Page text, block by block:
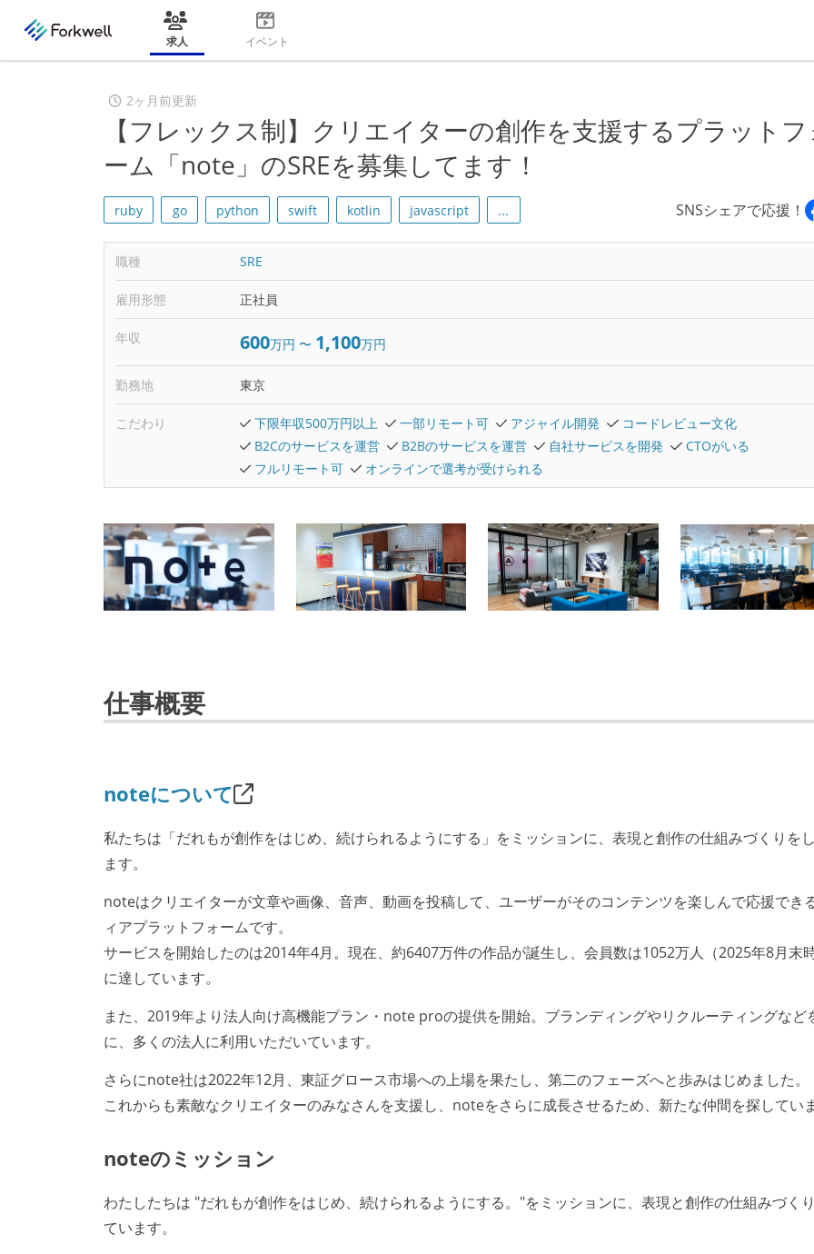
求人 イベント
2ヶ月前更新
【フレックス制】クリエイターの創作を支援するプラット
ーム「note」のSREを募集してます！
ruby go python swift kotlin javascript ... SNSシェアで応援！
職種 SRE
雇用形態 正社員
年収 600万円 〜 1,100万円
勤務地 東京
こだわり 下限年収500万円以上 一部リモート可 アジャイル開発
コードレビュー文化
B2Cのサービスを運営
B2Bのサービスを運営 自社サービスを開発
CTOがいる
フルリモート可
オンラインで選考が受けられる
仕事概要
noteについて
私たちは「だれもが創作をはじめ、続けられるようにする」をミッションに、表現と創作の仕組みづくりを
ます。
noteはクリエイターが文章や画像、音声、動画を投稿して、ユーザーがそのコンテンツを楽しんで応援でき
ィアプラットフォームです。
サービスを開始したのは2014年4月。現在、約6407万件の作品が誕生し、会員数は1052万人（2025年8月末
に達しています。
また、2019年より法人向け高機能プラン・note proの提供を開始。ブランディングやリクルーティングなど
に、多くの法人に利用いただいています。
さらにnote社は2022年12月、東証グロース市場への上場を果たし、第二のフェーズへと歩みはじめました。
これからも素敵なクリエイターのみなさんを支援し、noteをさらに成長させるため、新たな仲間を探してい
noteのミッション
わたしたちは "だれもが創作をはじめ、続けられるようにする。"をミッションに、表現と創作の仕組みづく
ています。